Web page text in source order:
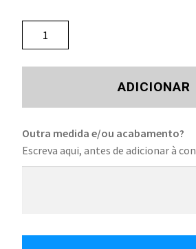
ADICIONAR
Outra medida e/ou acabamento?
Escreva aqui, antes de adicionar à